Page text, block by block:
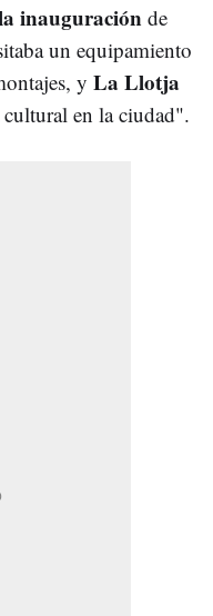
inauguración de
un equipamiento
y La Llotja
en la ciudad".